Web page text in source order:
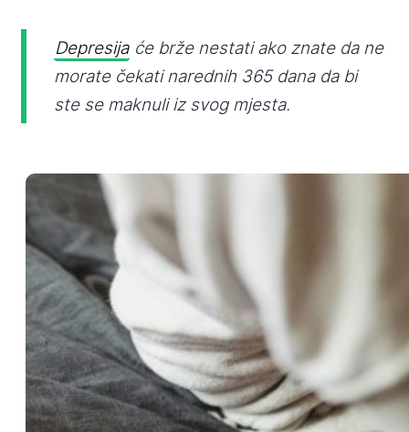
Depresijaće brže nestati ako znate da ne
morate čekati narednih 365 dana da bi
ste se maknuli iz svog mjesta.